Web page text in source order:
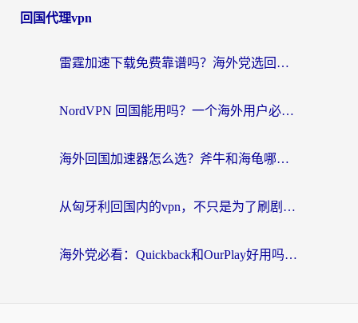
回国代理vpn
雷霆加速下载免费靠谱吗？海外党选回国加速器的避坑指南（附热门工具对比）
NordVPN 回国能用吗？一个海外用户必须面对的真实困境
海外回国加速器怎么选？斧牛和海龟哪个好？一篇帮你避开坑的实用指南
从匈牙利回国内的vpn，不只是为了刷剧那么简单
海外党必看：Quickback和OurPlay好用吗？3分钟选对回国加速器，无缝刷剧玩游戏